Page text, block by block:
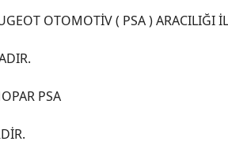
OTOMOTİV ( PSA )
PSA